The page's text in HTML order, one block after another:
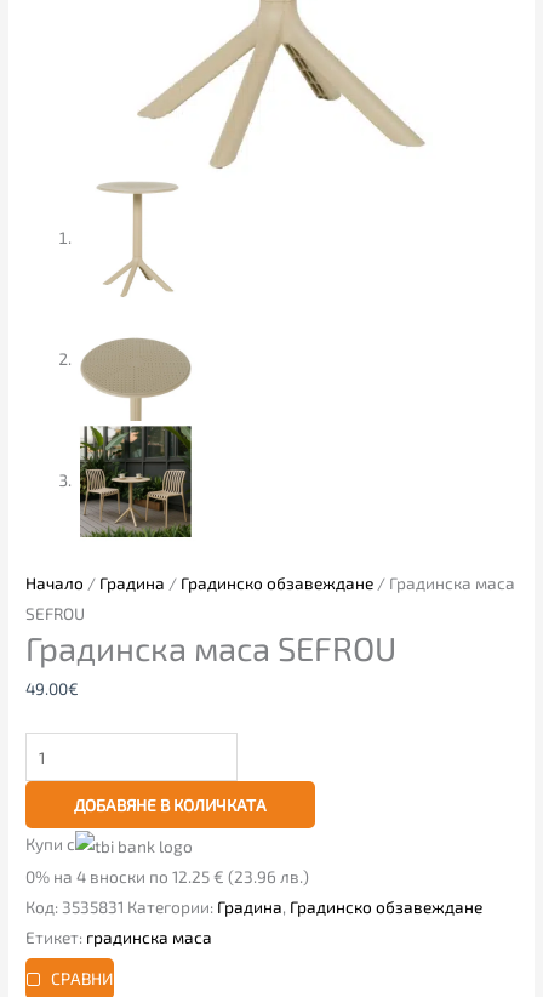
Начало / Градина / Градинско обзавеждане / Градинска маса
SEFROU
Градинска маса SEFROU
49.00€
ДОБАВЯНЕ В КОЛИЧКАТА
Купи с
0% на 4 вноски по 12.25 € (23.96 лв.)
Код: 3535831 Категории: Градина, Градинско обзавеждане
Етикет: градинска маса
СРАВНИ